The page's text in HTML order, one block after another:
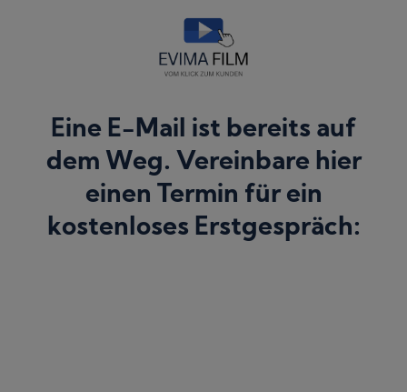
Eine E-Mail ist bereits auf
dem Weg. Vereinbare hier
einen Termin für ein
kostenloses Erstgespräch: